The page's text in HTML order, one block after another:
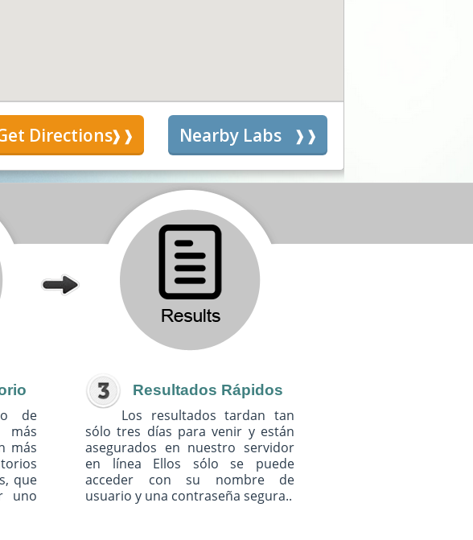
Directions Nearby Labs
de
más
que
uno
Resultados Rápidos
Los resultados tardan tan
sólo tres días para venir y están
asegurados en nuestro servidor
en línea Ellos sólo se puede
acceder con su nombre de
usuario y una contraseña segura..